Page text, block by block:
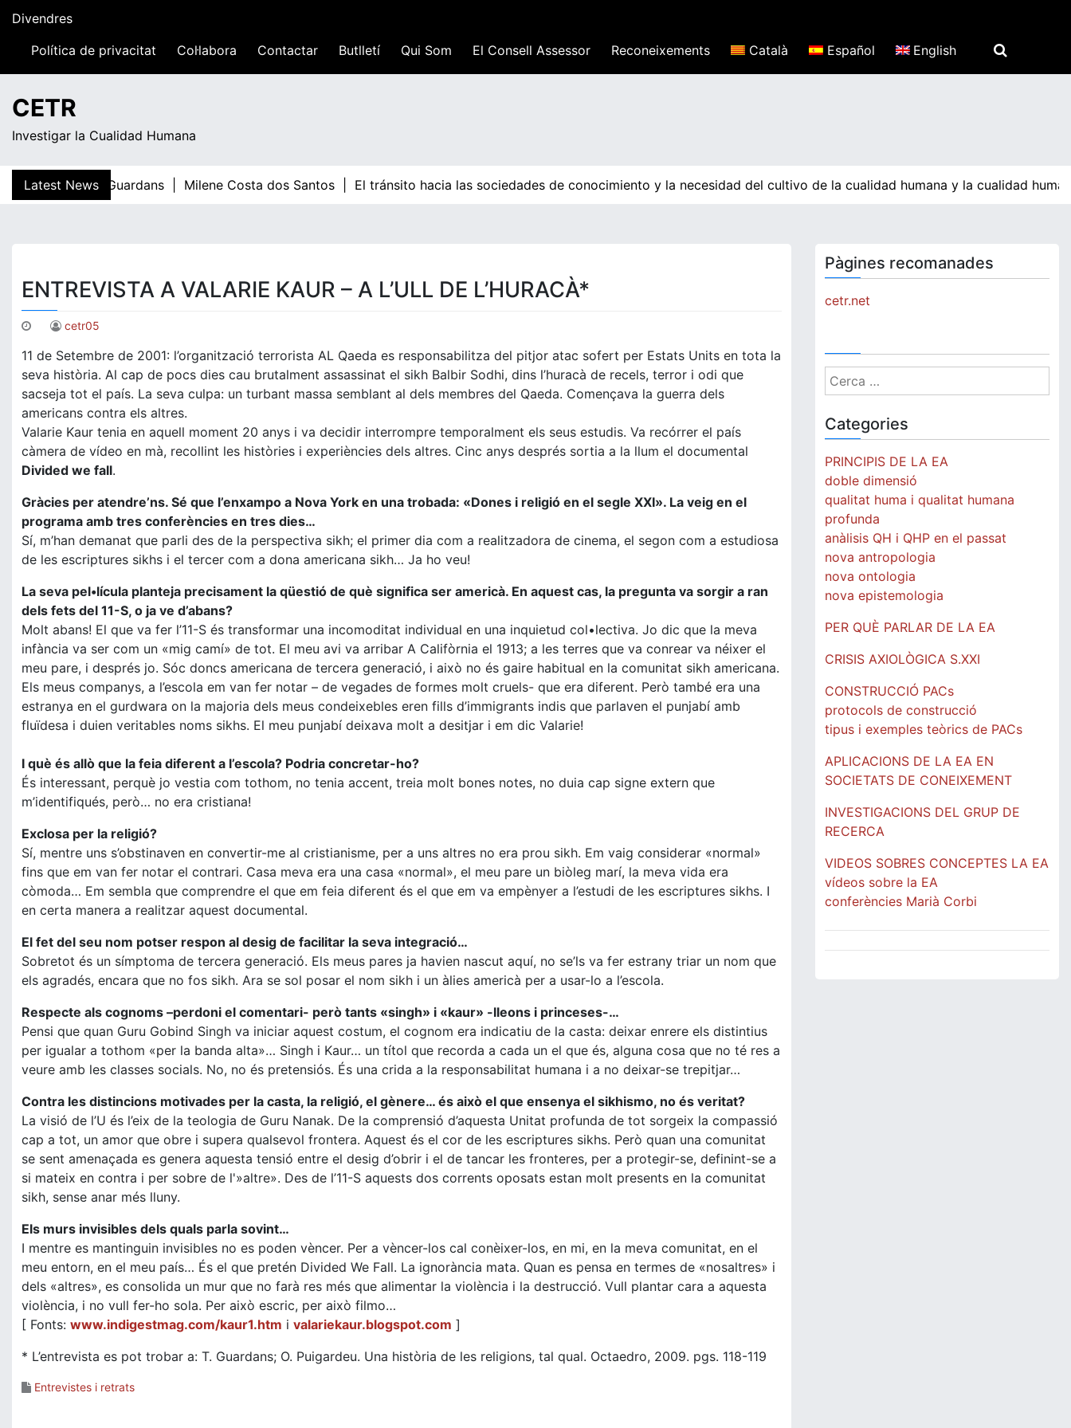
content
Divendres
10:52Política de privacitat Col·labora Contactar Butlletí Qui Som El Consell Assessor Reconeixements Català Español English
CETR
Investigar la Cualidad Humana
Latest News
Teresa Guardans | Milene Costa dos Santos | El tránsito hacia las sociedades de conocimiento y la necesidad del cultivo de la cualidad humana y la cualidad
ENTREVISTA A VALARIE KAUR – A L’ULL DE L’HURACÀ*
cetr05
11 de Setembre de 2001: l’organització terrorista AL Qaeda es responsabilitza del pitjor atac sofert per Estats Units en tota la
seva història. Al cap de pocs dies cau brutalment assassinat el sikh Balbir Sodhi, dins l’huracà de recels, terror i odi que
sacseja tot el país. La seva culpa: un turbant massa semblant al dels membres del Qaeda. Començava la guerra dels
americans contra els altres.
Valarie Kaur tenia en aquell moment 20 anys i va decidir interrompre temporalment els seus estudis. Va recórrer el país
càmera de vídeo en mà, recollint les històries i experiències dels altres. Cinc anys després sortia a la llum el documental
Divided we fall.
Gràcies per atendre’ns. Sé que l’enxampo a Nova York en una trobada: «Dones i religió en el segle XXI». La veig en el
programa amb tres conferències en tres dies…
Sí, m’han demanat que parli des de la perspectiva sikh; el primer dia com a realitzadora de cinema, el segon com a estudiosa
de les escriptures sikhs i el tercer com a dona americana sikh… Ja ho veu!
La seva pel•lícula planteja precisament la qüestió de què significa ser americà. En aquest cas, la pregunta va sorgir a ran
dels fets del 11-S, o ja ve d’abans?
Molt abans! El que va fer l’11-S és transformar una incomoditat individual en una inquietud col•lectiva. Jo dic que la meva
infància va ser com un «mig camí» de tot. El meu avi va arribar A Califòrnia el 1913; a les terres que va conrear va néixer el
meu pare, i després jo. Sóc doncs americana de tercera generació, i això no és gaire habitual en la comunitat sikh americana.
Els meus companys, a l’escola em van fer notar – de vegades de formes molt cruels- que era diferent. Però també era una
estranya en el gurdwara on la majoria dels meus condeixebles eren fills d’immigrants indis que parlaven el punjabí amb
fluïdesa i duien veritables noms sikhs. El meu punjabí deixava molt a desitjar i em dic Valarie!
I què és allò que la feia diferent a l’escola? Podria concretar-ho?
És interessant, perquè jo vestia com tothom, no tenia accent, treia molt bones notes, no duia cap signe extern que
m’identifiqués, però… no era cristiana!
Exclosa per la religió?
Sí, mentre uns s’obstinaven en convertir-me al cristianisme, per a uns altres no era prou sikh. Em vaig considerar «normal»
fins que em van fer notar el contrari. Casa meva era una casa «normal», el meu pare un biòleg marí, la meva vida era
còmoda… Em sembla que comprendre el que em feia diferent és el que em va empènyer a l’estudi de les escriptures sikhs. I
en certa manera a realitzar aquest documental.
El fet del seu nom potser respon al desig de facilitar la seva integració…
Sobretot és un símptoma de tercera generació. Els meus pares ja havien nascut aquí, no se’ls va fer estrany triar un nom que
els agradés, encara que no fos sikh. Ara se sol posar el nom sikh i un àlies americà per a usar-lo a l’escola.
Respecte als cognoms –perdoni el comentari- però tants «singh» i «kaur» -lleons i princeses-…
Pensi que quan Guru Gobind Singh va iniciar aquest costum, el cognom era indicatiu de la casta: deixar enrere els distintius
per igualar a tothom «per la banda alta»… Singh i Kaur… un títol que recorda a cada un el que és, alguna cosa que no té res a
veure amb les classes socials. No, no és pretensiós. És una crida a la responsabilitat humana i a no deixar-se trepitjar…
Contra les distincions motivades per la casta, la religió, el gènere… és això el que ensenya el sikhismo, no és veritat?
La visió de l’U és l’eix de la teologia de Guru Nanak. De la comprensió d’aquesta Unitat profunda de tot sorgeix la compassió
cap a tot, un amor que obre i supera qualsevol frontera. Aquest és el cor de les escriptures sikhs. Però quan una comunitat
se sent amenaçada es genera aquesta tensió entre el desig d’obrir i el de tancar les fronteres, per a protegir-se, definint-se a
si mateix en contra i per sobre de l'»altre». Des de l’11-S aquests dos corrents oposats estan molt presents en la comunitat
sikh, sense anar més lluny.
Els murs invisibles dels quals parla sovint…
I mentre es mantinguin invisibles no es poden vèncer. Per a vèncer-los cal conèixer-los, en mi, en la meva comunitat, en el
meu entorn, en el meu país… És el que pretén Divided We Fall. La ignorància mata. Quan es pensa en termes de «nosaltres» i
dels «altres», es consolida un mur que no farà res més que alimentar la violència i la destrucció. Vull plantar cara a aquesta
violència, i no vull fer-ho sola. Per això escric, per això filmo…
[ Fonts: www.indigestmag.com/kaur1.htm i valariekaur.blogspot.com ]
* L’entrevista es pot trobar a: T. Guardans; O. Puigardeu. Una història de les religions, tal qual. Octaedro, 2009. pgs. 118-119
Entrevistes i retrats
Pàgines recomanades
cetr.net
Cerca:
Categories
PRINCIPIS DE LA EA
doble dimensió
qualitat huma i qualitat humana
profunda
anàlisis QH i QHP en el passat
nova antropologia
nova ontologia
nova epistemologia
PER QUÈ PARLAR DE LA EA
CRISIS AXIOLÒGICA S.XXI
CONSTRUCCIÓ PACs
protocols de construcció
tipus i exemples teòrics de PACs
APLICACIONS DE LA EA EN
SOCIETATS DE CONEIXEMENT
INVESTIGACIONS DEL GRUP DE
RECERCA
VIDEOS SOBRES CONCEPTES LA EA
vídeos sobre la EA
conferències Marià Corbi